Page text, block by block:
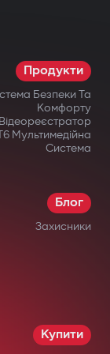
втручанні
блокує
Gazer
Продукти
Безпеки Та
Комфорту
Мультимедійна
Система
Блог
Захисники
Купити